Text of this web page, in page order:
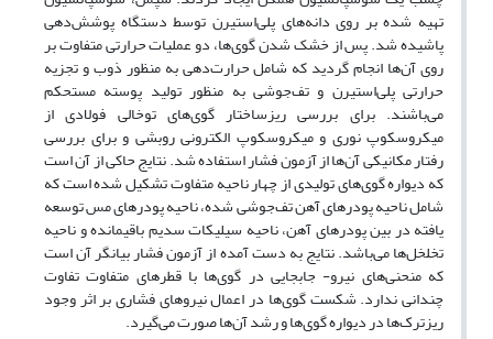
تهیه شده بر روی دانه‌های پلی‌استیرن توسط دستگاه پوشش‌دهی
پاشیده شد. پس از خشک شدن گوی‌ها، دو عملیات حرارتی متفاوت بر
روی آن‌ها انجام گردید که شامل حرارت‌دهی به منظور ذوب و تجزیه
حرارتی پلی‌استیرن و تف‌جوشی به منظور تولید پوسته مستحکم
می‌باشند. برای بررسی ریزساختار گوی‌های توخالی فولادی از
میکروسکوپ نوری و میکروسکوپ الکترونی روبشی و برای بررسی
رفتار مکانیکی آن‌ها از آزمون فشار استفاده شد. نتایج حاکی از آن است
که دیواره گوی‌های تولیدی از چهار ناحیه متفاوت تشکیل شده است که
شامل ناحیه پودرهای آهن تف‌جوشی شده، ناحیه پودرهای مس توسعه
یافته در بین پودرهای آهن، ناحیه سیلیکات سدیم باقیمانده و ناحیه
تخلخل‌ها می‌باشد. نتایج به دست آمده از آزمون فشار بیانگر آن است
که منحنی‌های نیرو- جابجایی در گوی‌ها با قطرهای متفاوت تفاوت
چندانی ندارد. شکست گوی‌ها در اعمال نیروهای فشاری بر اثر وجود
ریزترک‌ها در دیواره گوی‌ها و رشد آن‌ها صورت می‌گیرد.